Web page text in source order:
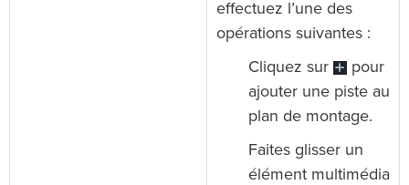
effectuez l’une des
opérations suivantes :
Cliquez sur
pour
ajouter une piste au
plan de montage.
Faites glisser un
élément multimédia